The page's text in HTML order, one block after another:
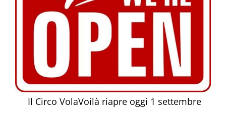
Il Circo VolaVoilà riapre oggi 1 settembre